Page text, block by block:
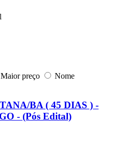
Maior preço
Nome
BA ( 45 DIAS ) -
- (Pós Edital)